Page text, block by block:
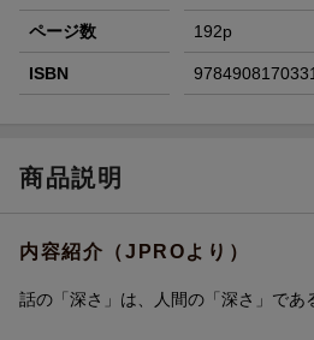
ページ数 192p
ISBN 9784908170331
商品説明
内容紹介（JPROより）
話の「深さ」は、人間の「深さ」であ